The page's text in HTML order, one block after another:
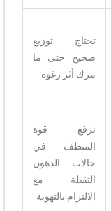
تحتاج توزيع
صحيح حتى ما
تترك أثر رغوة
نرفع قوة
المنظف في
حالات الدهون
الثقيلة مع
الالتزام بالتهوية